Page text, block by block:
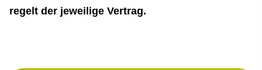
regelt der jeweilige Vertrag.